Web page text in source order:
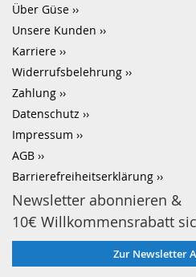
Über Güse
Unsere Kunden
Karriere
Widerrufsbelehrung
Zahlung
Datenschutz
Impressum
AGB
Barrierefreiheitserklärung
Newsletter abonnieren &
10€ Willkommensrabatt
Zur Newsletter